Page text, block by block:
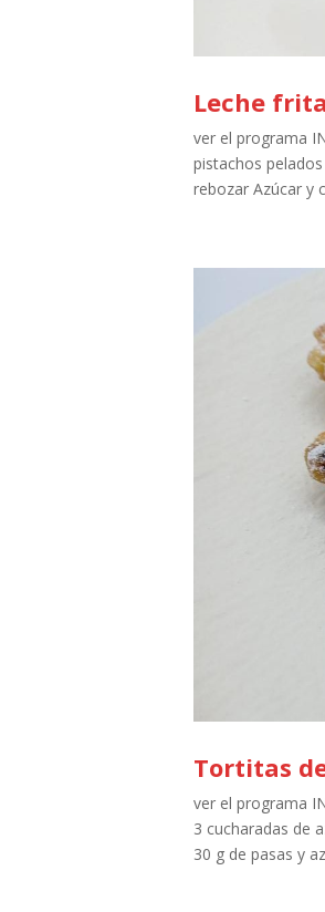
Leche
ver el programa
pistachos
rebozar Azúcar y
Tortitas
ver el programa
3 cucharadas de
30 g de pasas y